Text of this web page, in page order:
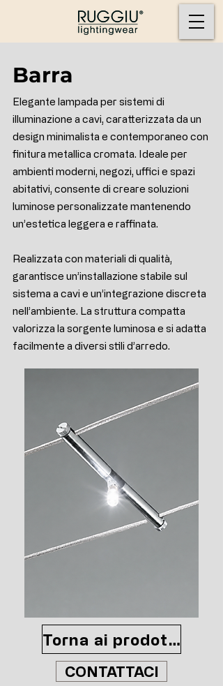
Barra
Elegante lampada per sistemi di
illuminazione a cavi, caratterizzata da un
design minimalista e contemporaneo con
finitura metallica cromata. Ideale per
ambienti moderni, negozi, uffici e spazi
abitativi, consente di creare soluzioni
luminose personalizzate mantenendo
un’estetica leggera e raffinata.
Realizzata con materiali di qualità,
garantisce un’installazione stabile sul
sistema a cavi e un’integrazione discreta
nell’ambiente. La struttura compatta
valorizza la sorgente luminosa e si adatta
facilmente a diversi stili d’arredo.
Torna ai prodotti
CONTATTACI